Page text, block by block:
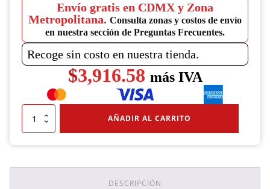
Envío gratis en CDMX y Zona
Metropolitana. Consulta zonas y costos de envío
en nuestra sección de Preguntas Frecuentes.
Recoge sin costo en nuestra tienda.
$3,916.58 más IVA
Cenicero
49x80
AÑADIR AL CARRITO
DESCRIPCIÓN